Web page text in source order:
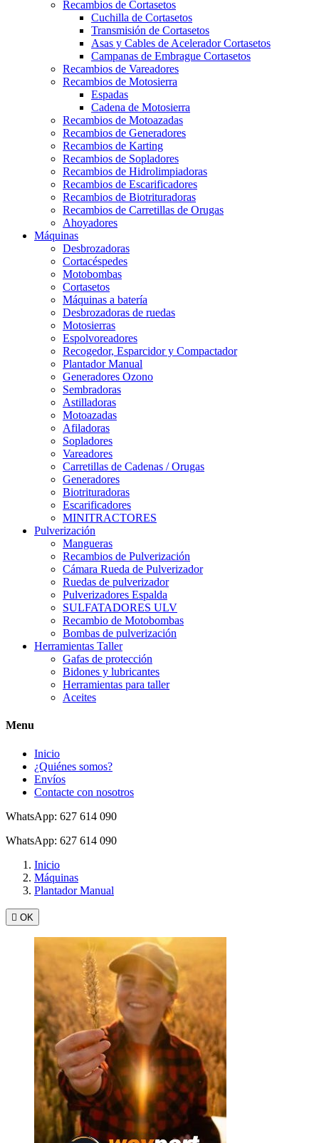
Recambios de Cortasetos
Cuchilla de Cortasetos
Transmisión de Cortasetos
Asas y Cables de Acelerador Cortasetos
Campanas de Embrague Cortasetos
Recambios de Vareadores
Recambios de Motosierra
Espadas
Cadena de Motosierra
Recambios de Motoazadas
Recambios de Generadores
Recambios de Karting
Recambios de Sopladores
Recambios de Hidrolimpiadoras
Recambios de Escarificadores
Recambios de Biotrituradoras
Recambios de Carretillas de Orugas
Ahoyadores
Máquinas
Desbrozadoras
Cortacéspedes
Motobombas
Cortasetos
Máquinas a batería
Desbrozadoras de ruedas
Motosierras
Espolvoreadores
Recogedor, Esparcidor y Compactador
Plantador Manual
Generadores Ozono
Sembradoras
Astilladoras
Motoazadas
Afiladoras
Sopladores
Vareadores
Carretillas de Cadenas / Orugas
Generadores
Biotrituradoras
Escarificadores
MINITRACTORES
Pulverización
Mangueras
Recambios de Pulverización
Cámara Rueda de Pulverizador
Ruedas de pulverizador
Pulverizadores Espalda
SULFATADORES ULV
Recambio de Motobombas
Bombas de pulverización
Herramientas Taller
Gafas de protección
Bidones y lubricantes
Herramientas para taller
Aceites
Menu
Inicio
¿Quiénes somos?
Envíos
Contacte con nosotros
WhatsApp: 627 614 090
WhatsApp: 627 614 090
Inicio
Máquinas
Plantador Manual
 OK